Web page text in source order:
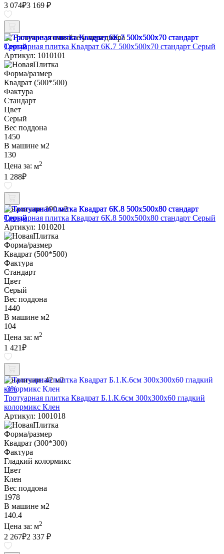
3 074₽3 169 ₽
Наличие уточняйте у менеджера
Тротуарная плитка Квадрат 6К.7 500х500х70 стандарт Серый
Артикул: 1010101
Форма/размер
Квадрат (500*500)
Фактура
Стандарт
Цвет
Серый
Вес поддона
1450
В машине м2
130
Цена за: м2
1 288₽
В наличии: 190 м2
Тротуарная плитка Квадрат 6К.8 500х500х80 стандарт Серый
Артикул: 1010201
Форма/размер
Квадрат (500*500)
Фактура
Стандарт
Цвет
Серый
Вес поддона
1440
В машине м2
104
Цена за: м2
1 421₽
В наличии: 42 м2
-3%
Тротуарная плитка Квадрат Б.1.К.6см 300х300х60 гладкий
колормикс Клен
Артикул: 1001018
Форма/размер
Квадрат (300*300)
Фактура
Гладкий колормикс
Цвет
Клен
Вес поддона
1978
В машине м2
140.4
Цена за: м2
2 267₽2 337 ₽